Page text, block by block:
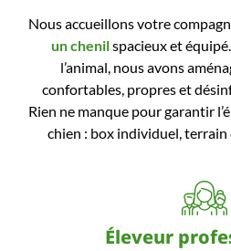
Nous accueillons votre
un chenilspacieux et
l’animal, nous avons
confortables, propres et
Rien ne manque pour garantir
chien : box individuel, terrain
Éleveur